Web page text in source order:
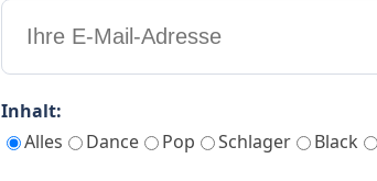
Inhalt:
Alles
Dance Pop Schlager Black